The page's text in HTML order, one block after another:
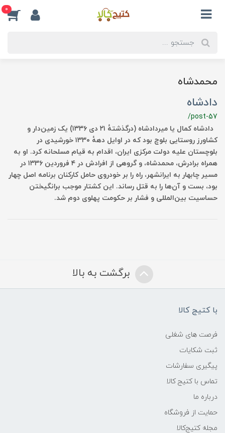
0
محمدشاه
دادشاه
/post-57
دادشاه کمال یا میردادشاه (درگذشتهٔ ۲۱ دی ۱۳۳۶) یک زمین‌دار و
کشاورز روستایی بلوچ بود که در اوایل دههٔ ۱۳۳۰ خورشیدی در
بلوچستان علیه دولت مرکزی ایران، اقدام به قیام مسلحانه کرد. او به
همراه برادرش، محمدشاه، و گروهی از افرادش در ۴ فروردین ۱۳۳۶ در
مسیر چابهار به ایرانشهر، راه را بر خودروی حامل کارکنان برنامه اصل چهار
بود، بست و آن‌ها را به قتل رساند. این کشتار موجب برانگیختن
حساسیت بین‌المللی و فشار بر حکومت پهلوی دوم شد.
برگشت به بالا
با کتیج کالا
فرصت های شغلی
ثبت شکایات
پیگیری سفارشات
تماس با کتیج کالا
درباره ما
حمایت از فروشگاه
مجله کتیج‌کالا